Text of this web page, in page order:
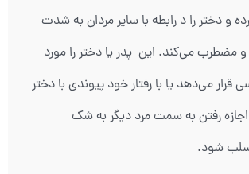
و دختر را د رابطه با سایر مردان به شدت
مضطرب می‌کند. این پدر یا دختر را مورد
می‌دهد یا با رفتار خود پیوندی با دختر
اجازه رفتن به سمت مرد دیگر به شک
سلب شود.